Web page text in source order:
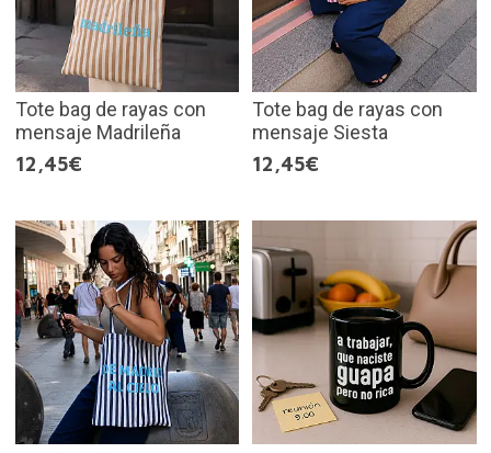
Tote bag de rayas con
mensaje Madrileña
12,45€
Tote bag de rayas con
mensaje Siesta
12,45€